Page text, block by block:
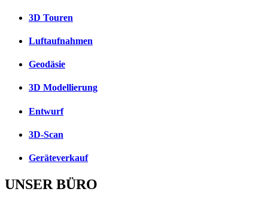
3D Touren
Luftaufnahmen
Geodäsie
3D Modellierung
Entwurf
3D-Scan
Geräteverkauf
UNSER BÜRO